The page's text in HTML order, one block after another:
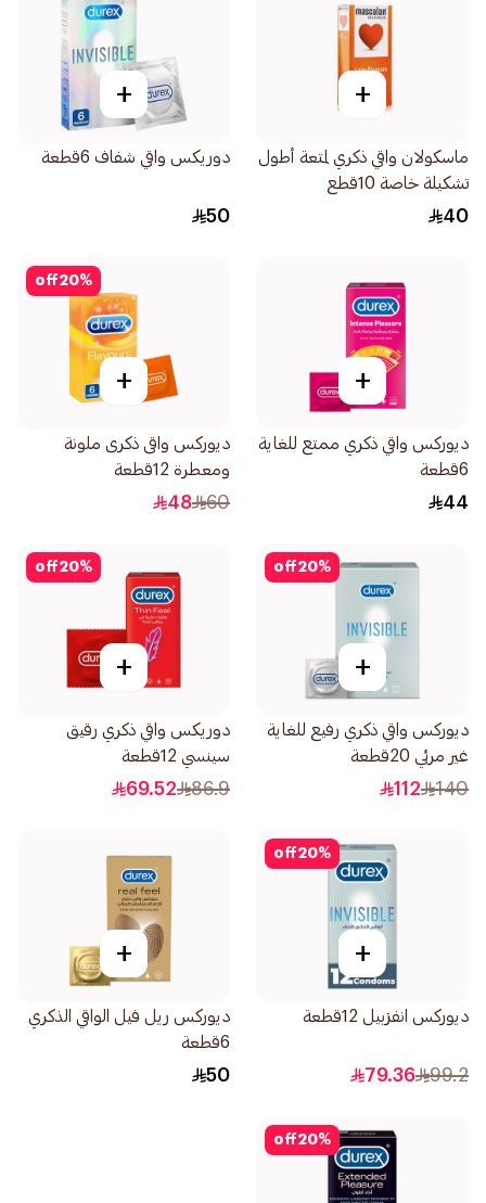
+
ماسكولان واقي ذكري لمتعة أطول
تشكيلة خاصة 10قطع
40
+
دوريكس واقي شفاف 6قطعة
50
+
ديوركس واقي ذكري ممتع للغاية
6قطعة
44
20%
off
+
ديوركس واقى ذكرى ملونة
ومعطرة 12قطعة
60
48
20%
off
+
ديوركس واقي ذكري رفيع للغاية
غير مرئي 20قطعة
140
112
20%
off
+
دوريكس واقي ذكري رقيق
سينسي 12قطعة
86.9
69.52
20%
off
+
ديوركس انفزبيل 12قطعة
99.2
79.36
+
ديوركس ريل فيل الواقي الذكري
6قطعة
50
20%
off